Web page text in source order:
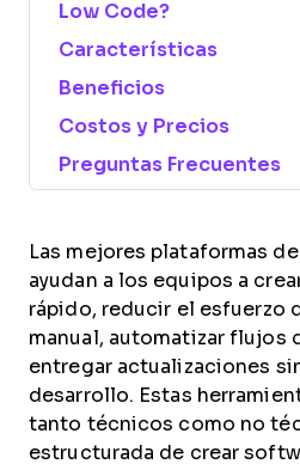
Low Code?
Características
Beneficios
Costos y Precios
Preguntas Frecuentes
Las mejores plataformas
ayudan a los equipos a
rápido, reducir el esfuerzo
manual, automatizar flujos
entregar actualizaciones
desarrollo. Estas
tanto técnicos como no
estructurada de crear